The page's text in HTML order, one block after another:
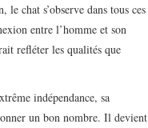
chat s’observe dans tous ces
entre l’homme et son
refléter les qualités que
indépendance, sa
un bon nombre. Il devient